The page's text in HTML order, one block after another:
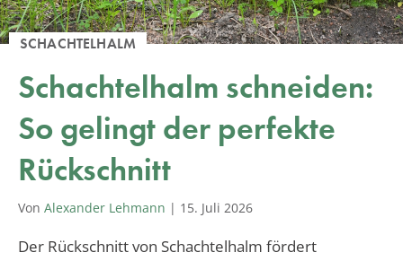
SCHACHTELHALM
Schachtelhalm schneiden:
So gelingt der perfekte
Rückschnitt
Von Alexander Lehmann | 15. Juli 2026
Der Rückschnitt von Schachtelhalm fördert